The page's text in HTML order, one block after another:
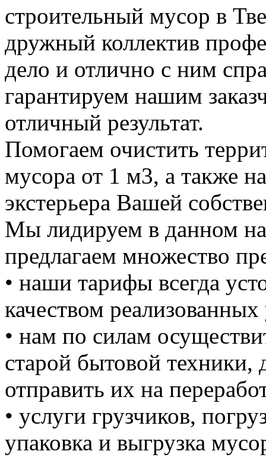
строительный мусор в
дружный коллектив
дело и отлично с ним
гарантируем нашим
отличный результат.
Помогаем очистить
мусора от 1 м3, а также
экстерьера Вашей
Мы лидируем в данном
предлагаем множество
• наши тарифы всегда
качеством реализованных
• нам по силам
старой бытовой техники,
отправить их на
• услуги грузчиков,
упаковка и выгрузка